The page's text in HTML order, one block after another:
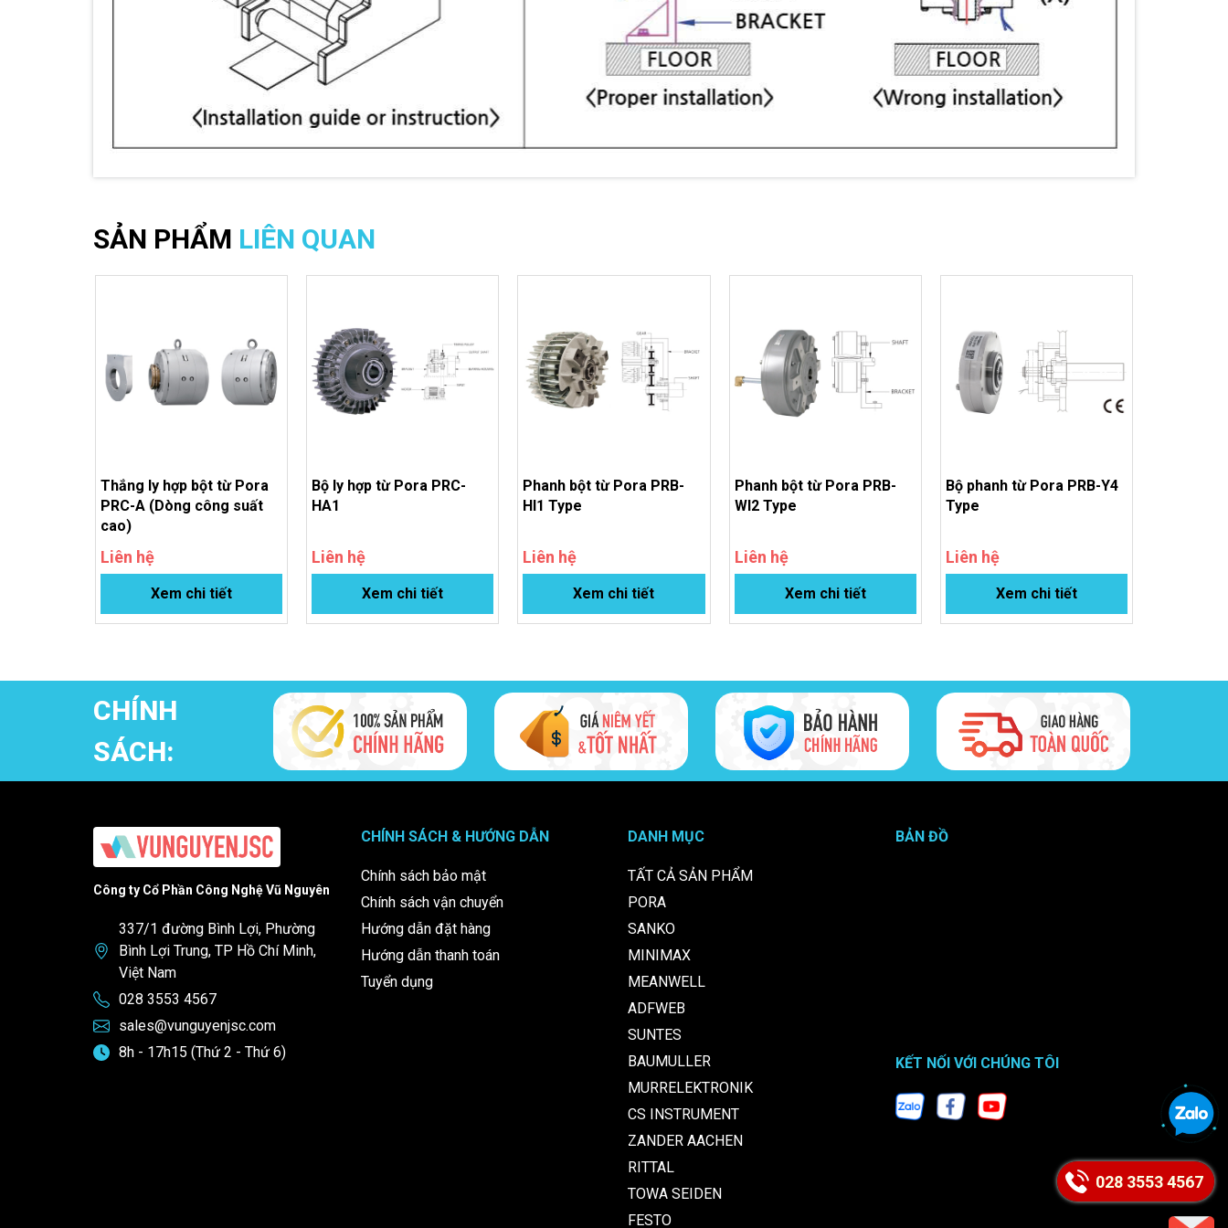
SẢN PHẨM LIÊN QUAN
Thắng ly hợp bột từ Pora
PRC-A (Dòng công suất
cao)
Liên hệ
Xem chi tiết
Bộ ly hợp từ Pora PRC-
HA1
Liên hệ
Xem chi tiết
Phanh bột từ Pora PRB-
HI1 Type
Liên hệ
Xem chi tiết
Phanh bột từ Pora PRB-
WI2 Type
Liên hệ
Xem chi tiết
Bộ phanh từ Pora PRB-Y4
Type
Liên hệ
Xem chi tiết
CHÍNH
SÁCH:
Công ty Cổ Phần Công Nghệ Vũ Nguyên
337/1 đường Bình Lợi, Phường
Bình Lợi Trung, TP Hồ Chí Minh,
Việt Nam
028 3553 4567
sales@vunguyenjsc.com
8h - 17h15 (Thứ 2 - Thứ 6)
CHÍNH SÁCH & HƯỚNG DẪN
Chính sách bảo mật
Chính sách vận chuyển
Hướng dẫn đặt hàng
Hướng dẫn thanh toán
Tuyển dụng
DANH MỤC
TẤT CẢ SẢN PHẨM
PORA
SANKO
MINIMAX
MEANWELL
ADFWEB
SUNTES
BAUMULLER
MURRELEKTRONIK
CS INSTRUMENT
ZANDER AACHEN
RITTAL
TOWA SEIDEN
FESTO
BẢN ĐỒ
KẾT NỐI VỚI CHÚNG TÔI
028 3553 4567